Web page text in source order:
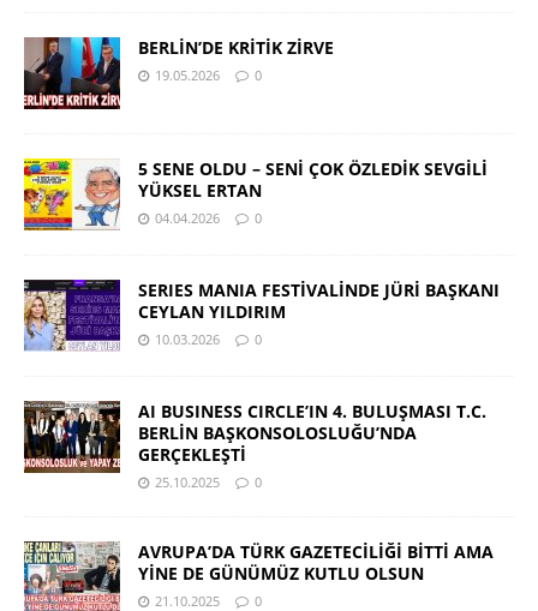
BERLİN’DE KRİTİK ZİRVE
19.05.2026 0
5 SENE OLDU – SENİ ÇOK ÖZLEDİK SEVGİLİ
YÜKSEL ERTAN
04.04.2026 0
SERIES MANIA FESTİVALİNDE JÜRİ BAŞKANI
CEYLAN YILDIRIM
10.03.2026 0
AI BUSINESS CIRCLE’IN 4. BULUŞMASI T.C.
BERLİN BAŞKONSOLOSLUĞU’NDA
GERÇEKLEŞTİ
25.10.2025 0
AVRUPA’DA TÜRK GAZETECİLİĞİ BİTTİ AMA
YİNE DE GÜNÜMÜZ KUTLU OLSUN
21.10.2025 0